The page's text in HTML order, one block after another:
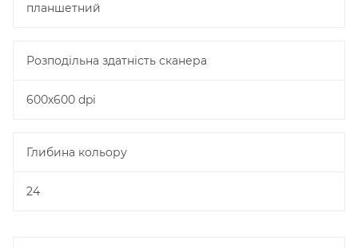
планшетний
Розподільна здатність сканера
600х600 dpi
Глибина кольору
24